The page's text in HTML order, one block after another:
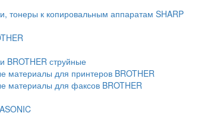
тонеры к копировальным аппаратам SHARP
BROTHER струйные
материалы для принтеров BROTHER
материалы для факсов BROTHER